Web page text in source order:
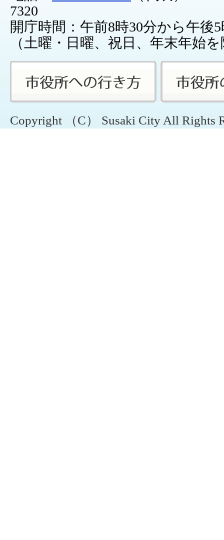
7320
開庁時間：午前8時30分から午後
（土曜・日曜、祝日、年末年始
Copyright （C） Susaki City All Rights